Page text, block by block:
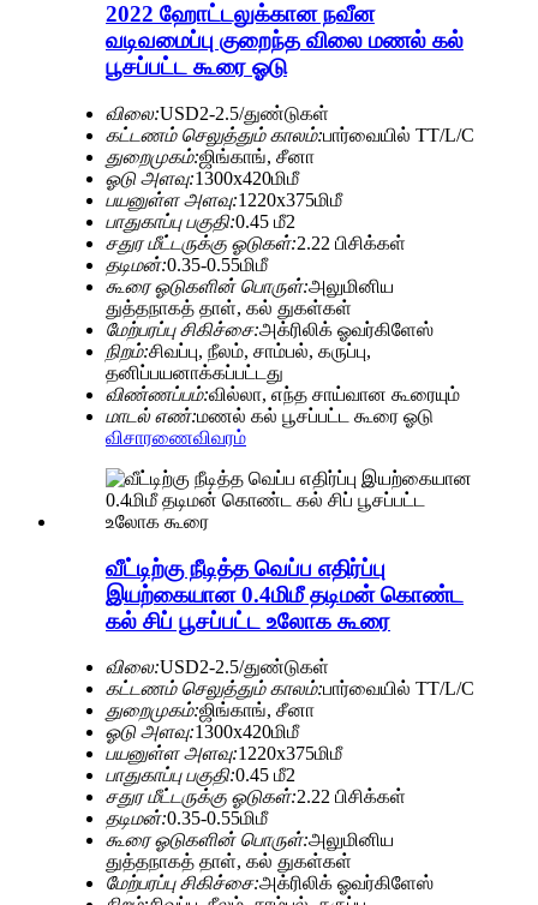
2022 ஹோட்டலுக்கான நவீன
வடிவமைப்பு குறைந்த விலை மணல் கல்
பூசப்பட்ட கூரை ஓடு
விலை:USD2-2.5/துண்டுகள்
கட்டணம் செலுத்தும் காலம்:பார்வையில் TT/L/C
துறைமுகம்:ஜிங்காங், சீனா
ஓடு அளவு:1300x420மிமீ
பயனுள்ள அளவு:1220x375மிமீ
பாதுகாப்பு பகுதி:0.45 மீ2
சதுர மீட்டருக்கு ஓடுகள்:2.22 பிசிக்கள்
தடிமன்:0.35-0.55மிமீ
கூரை ஓடுகளின் பொருள்:அலுமினிய
துத்தநாகத் தாள், கல் துகள்கள்
மேற்பரப்பு சிகிச்சை:அக்ரிலிக் ஓவர்கிளேஸ்
நிறம்:சிவப்பு, நீலம், சாம்பல், கருப்பு,
தனிப்பயனாக்கப்பட்டது
விண்ணப்பம்:வில்லா, எந்த சாய்வான கூரையும்
மாடல் எண்:மணல் கல் பூசப்பட்ட கூரை ஓடு
விசாரணைவிவரம்
வீட்டிற்கு நீடித்த வெப்ப எதிர்ப்பு
இயற்கையான 0.4மிமீ தடிமன் கொண்ட
கல் சிப் பூசப்பட்ட உலோக கூரை
விலை:USD2-2.5/துண்டுகள்
கட்டணம் செலுத்தும் காலம்:பார்வையில் TT/L/C
துறைமுகம்:ஜிங்காங், சீனா
ஓடு அளவு:1300x420மிமீ
பயனுள்ள அளவு:1220x375மிமீ
பாதுகாப்பு பகுதி:0.45 மீ2
சதுர மீட்டருக்கு ஓடுகள்:2.22 பிசிக்கள்
தடிமன்:0.35-0.55மிமீ
கூரை ஓடுகளின் பொருள்:அலுமினிய
துத்தநாகத் தாள், கல் துகள்கள்
மேற்பரப்பு சிகிச்சை:அக்ரிலிக் ஓவர்கிளேஸ்